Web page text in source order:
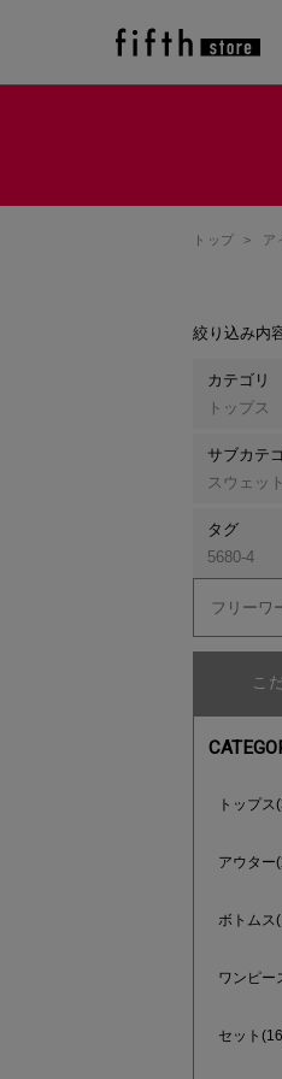
トップ > ア
絞り込み内
カテゴリ
トップス
サブカテ
スウェット
タグ
5680-4
こ
トップス
アウター
ボトムス
ワンピー
セット